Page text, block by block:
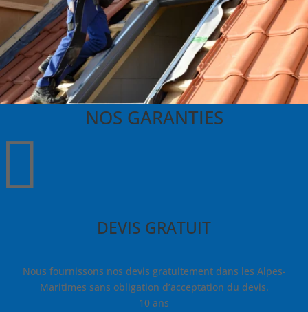
NOS GARANTIES

DEVIS GRATUIT
Nous fournissons nos devis gratuitement dans les Alpes-
Maritimes sans obligation d’acceptation du devis.
10 ans